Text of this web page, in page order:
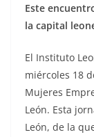
Este
la capital
El Instituto
miércoles 18
Mujeres
León. Esta
León, de la